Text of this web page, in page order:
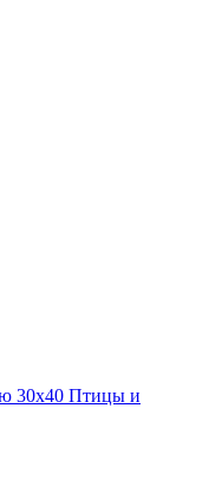
30х40 Птицы и